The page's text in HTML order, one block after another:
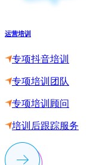
运营培训
专项抖音培训
专项培训团队
专项培训顾问
培训后跟踪服务